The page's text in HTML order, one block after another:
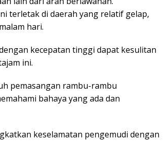
terletak di daerah yang relatif gelap,
hari.
kecepatan tinggi dapat kesulitan
ini.
pemasangan rambu-rambu
bahaya yang ada dan
keselamatan pengemudi dengan